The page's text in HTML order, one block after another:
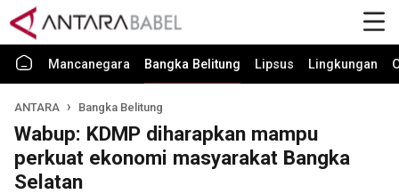
Mancanegara Bangka Belitung Lipsus Lingkungan
ANTARA Bangka Belitung
Wabup: KDMP diharapkan mampu
perkuat ekonomi masyarakat Bangka
Selatan